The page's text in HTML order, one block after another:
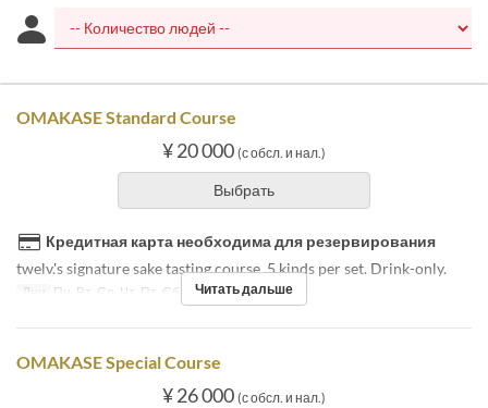
OMAKASE Standard Course
¥ 20 000 (с обсл. и нал.)
Выбрать
Кредитная карта необходима для резервирования
twelv.'s signature sake tasting course. 5 kinds per set. Drink-only.
Дни Пн, Вт, Ср, Чт, Пт, Сб Читать дальше
OMAKASE Special Course
¥ 26 000 (с обсл. и нал.)